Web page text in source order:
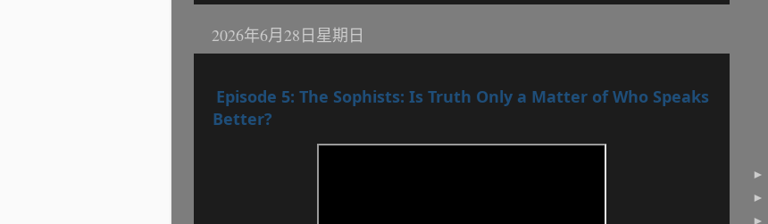
2026年6月28日星期日
Episode 5: The Sophists: Is Truth Only a Matter of Who Speaks
Better?
►
►
►